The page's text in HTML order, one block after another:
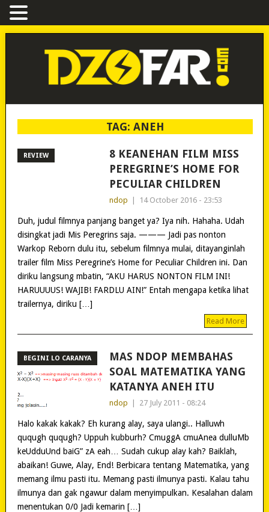
TAG: ANEH
REVIEW
8 KEANEHAN FILM MISS
PEREGRINE’S HOME FOR
PECULIAR CHILDREN
ndop 14 October 2016 - 23:53
Duh, judul filmnya panjang banget ya? Iya nih. Hahaha. Udah
disingkat jadi Mis Peregrins saja. ——— Jadi pas nonton
Warkop Reborn dulu itu, sebelum filmnya mulai, ditayanginlah
trailer film Miss Peregrine’s Home for Peculiar Children ini. Dan
diriku langsung mbatin, “AKU HARUS NONTON FILM INI!
HARUUUUS! WAJIB! FARDLU AIN!” Entah mengapa ketika lihat
trailernya, diriku […]
Read More
BEGINI LO CARANYA
MAS NDOP MEMBAHAS
SOAL MATEMATIKA YANG
KATANYA ANEH ITU
ndop 27 July 2011 - 08:24
Halo kakak kakak? Eh kurang alay, saya ulangi.. Halluwh
ququgh ququgh? Uppuh kubburh? CmuggA cmuAnea dulluMb
keUdduUnd baiG” zA eah… Sudah cukup alay kah? Baiklah,
abaikan! Guwe, Alay, End! Berbicara tentang Matematika, yang
memang ilmu pasti itu. Memang pasti ilmunya pasti. Kalau tahu
ilmunya dan gak ngawur dalam menyimpulkan. Kesalahan dalam
menentukan 0/0 Jadi kemarin […]